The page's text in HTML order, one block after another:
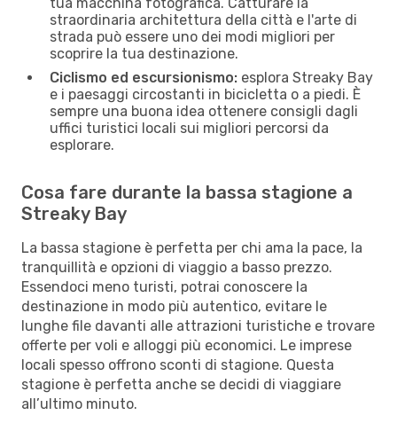
straordinaria architettura della città e l'arte di
strada può essere uno dei modi migliori per
scoprire la tua destinazione.
Ciclismo ed escursionismo: esplora Streaky Bay
e i paesaggi circostanti in bicicletta o a piedi. È
sempre una buona idea ottenere consigli dagli
uffici turistici locali sui migliori percorsi da
esplorare.
Cosa fare durante la bassa stagione a
Streaky Bay
La bassa stagione è perfetta per chi ama la pace, la
tranquillità e opzioni di viaggio a basso prezzo.
Essendoci meno turisti, potrai conoscere la
destinazione in modo più autentico, evitare le
lunghe file davanti alle attrazioni turistiche e trovare
offerte per voli e alloggi più economici. Le imprese
locali spesso offrono sconti di stagione. Questa
stagione è perfetta anche se decidi di viaggiare
all’ultimo minuto.